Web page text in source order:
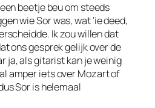
beetje beu om steeds
wie Sor was, wat ‘ie deed,
Ik zou willen dat
ons gesprek gelijk over de
ja, als gitarist kan je weinig
amper iets over Mozart of
Sor is helemaal